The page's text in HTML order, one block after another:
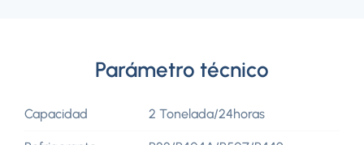
Parámetro técnico
Capacidad 2 Tonelada/24horas